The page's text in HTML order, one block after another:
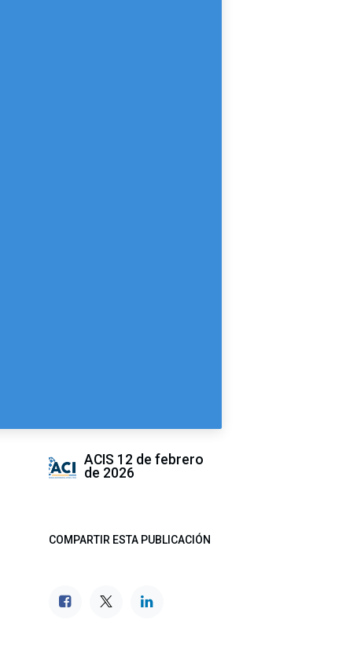
ACIS 12 de febrero
de 2026
COMPARTIR ESTA PUBLICACIÓN